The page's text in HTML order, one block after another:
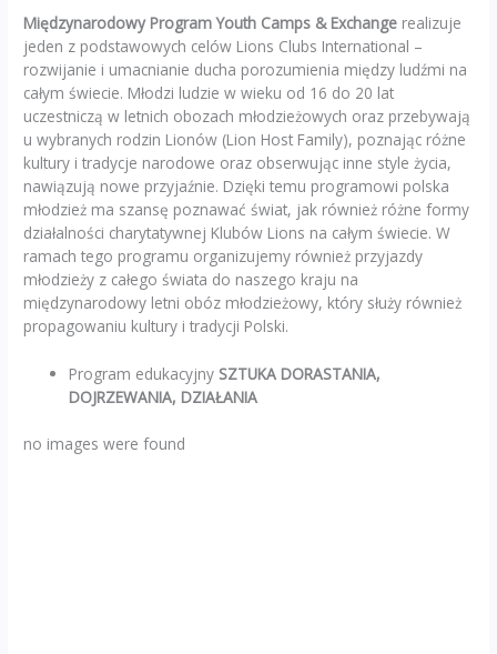
Międzynarodowy Program Youth Camps & Exchange realizuje
jeden z podstawowych celów Lions Clubs International –
rozwijanie i umacnianie ducha porozumienia między ludźmi na
całym świecie. Młodzi ludzie w wieku od 16 do 20 lat
uczestniczą w letnich obozach młodzieżowych oraz przebywają
u wybranych rodzin Lionów (Lion Host Family), poznając różne
kultury i tradycje narodowe oraz obserwując inne style życia,
nawiązują nowe przyjaźnie. Dzięki temu programowi polska
młodzież ma szansę poznawać świat, jak również różne formy
działalności charytatywnej Klubów Lions na całym świecie. W
ramach tego programu organizujemy również przyjazdy
młodzieży z całego świata do naszego kraju na
międzynarodowy letni obóz młodzieżowy, który służy również
propagowaniu kultury i tradycji Polski.
Program edukacyjny SZTUKA DORASTANIA,
DOJRZEWANIA, DZIAŁANIA
no images were found